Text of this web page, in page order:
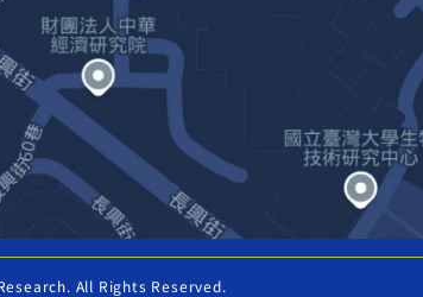
All Rights Reserved.